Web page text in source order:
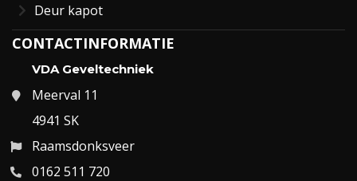
Deur kapot
CONTACTINFORMATIE
VDA Geveltechniek
Meerval 11
4941 SK
Raamsdonksveer
0162 511 720